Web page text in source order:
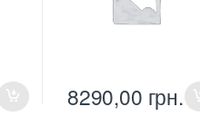
8290,00 грн.